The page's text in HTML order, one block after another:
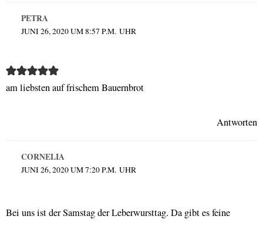
PETRA
JUNI 26, 2020 UM 8:57 P.M. UHR
am liebsten auf frischem Bauernbrot
Antworten
CORNELIA
JUNI 26, 2020 UM 7:20 P.M. UHR
Bei uns ist der Samstag der Leberwursttag. Da gibt es feine